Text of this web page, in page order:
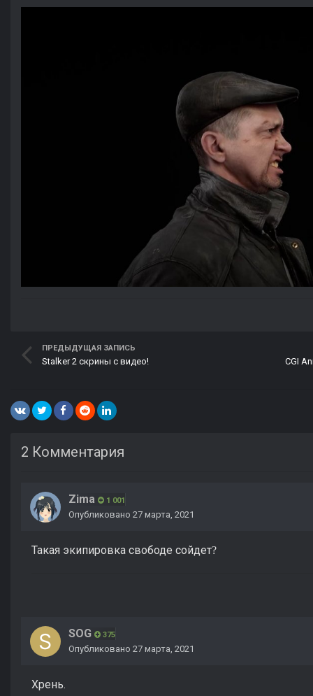
ПРЕДЫДУЩАЯ ЗАПИСЬ
Stalker 2 скрины с видео!
2 Комментария
Zima 1 001
Опубликовано 27 марта, 2021
Такая экипировка свободе сойдет?
SOG 375
Опубликовано 27 марта, 2021
Хрень.